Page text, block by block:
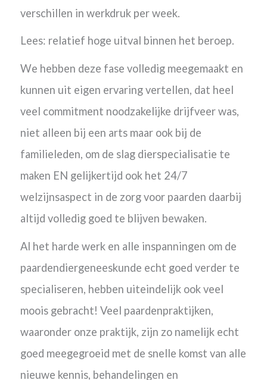
verschillen in werkdruk per week.
Lees: relatief hoge uitval binnen het beroep.
We hebben deze fase volledig meegemaakt en
kunnen uit eigen ervaring vertellen, dat heel
veel commitment noodzakelijke drijfveer was,
niet alleen bij een arts maar ook bij de
familieleden, om de slag dierspecialisatie te
maken EN gelijkertijd ook het 24/7
welzijnsaspect in de zorg voor paarden daarbij
altijd volledig goed te blijven bewaken.
Al het harde werk en alle inspanningen om de
paardendiergeneeskunde echt goed verder te
specialiseren, hebben uiteindelijk ook veel
moois gebracht! Veel paardenpraktijken,
waaronder onze praktijk, zijn zo namelijk echt
goed meegegroeid met de snelle komst van alle
nieuwe kennis, behandelingen en